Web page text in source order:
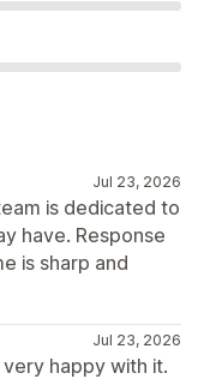
Jul 23, 2026
is dedicated to
have. Response
is sharp and
Jul 23, 2026
happy with it.